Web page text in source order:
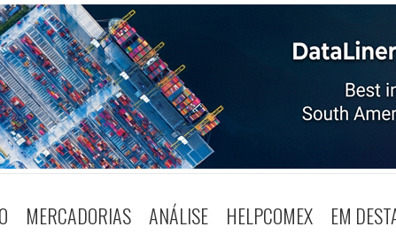
MERCADORIAS ANÁLISE HELPCOMEX EM